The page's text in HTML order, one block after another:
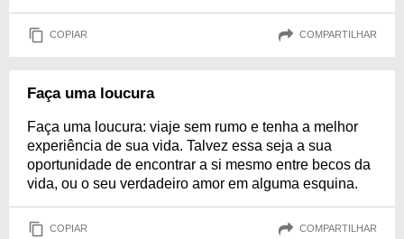
COPIAR COMPARTILHAR
Faça uma loucura
Faça uma loucura: viaje sem rumo e tenha a melhor
experiência de sua vida. Talvez essa seja a sua
oportunidade de encontrar a si mesmo entre becos da
vida, ou o seu verdadeiro amor em alguma esquina.
COPIAR COMPARTILHAR